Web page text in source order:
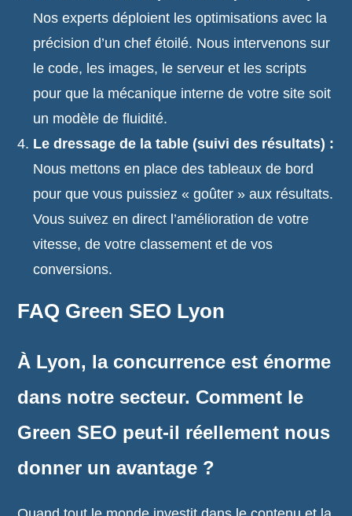
Nos experts déploient les optimisations avec la
précision d’un chef étoilé. Nous intervenons sur
le code, les images, le serveur et les scripts
pour que la mécanique interne de votre site soit
un modèle de fluidité.
Le dressage de la table (suivi des résultats) :
Nous mettons en place des tableaux de bord
pour que vous puissiez « goûter » aux résultats.
Vous suivez en direct l’amélioration de votre
vitesse, de votre classement et de vos
conversions.
FAQ Green SEO Lyon
À Lyon, la concurrence est énorme
dans notre secteur. Comment le
Green SEO peut-il réellement nous
donner un avantage ?